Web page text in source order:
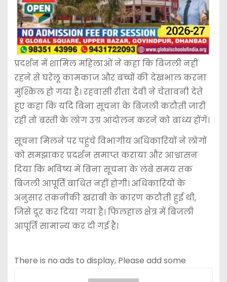
प्रदर्शन में शामिल महिलाओं ने कहा कि बिजली नहीं
रहने से घरेलू कामकाज और बच्चों की देखभाल करना
मुश्किल हो गया है। रहवासी रीता देवी ने चेतावनी देते
हुए कहा कि यदि बिना सूचना के बिजली कटौती जारी
रही तो बस्ती के लोग उग्र आंदोलन करने को बाध्य होंगे।
सूचना मिलने पर पहुंचे विभागीय अधिकारियों ने लोगों
को समझाकर प्रदर्शन समाप्त कराया और आश्वासन
दिया कि भविष्य में बिना सूचना के लंबे समय तक
बिजली आपूर्ति बाधित नहीं होगी। अधिकारियों के
अनुसार तकनीकी खराबी के कारण कटौती हुई थी,
जिसे दूर कर दिया गया है। फिलहाल क्षेत्र में बिजली
आपूर्ति सामान्य कर दी गई है।
There is no ads to display, Please add some